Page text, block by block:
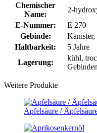
Chemischer
Name:
2-
E-Nummer:
E 270
Gebinde:
Kanister,
Haltbarkeit:
5 Jahre
Lagerung:
kühl,
Weitere Produkte
Apfelsäure /